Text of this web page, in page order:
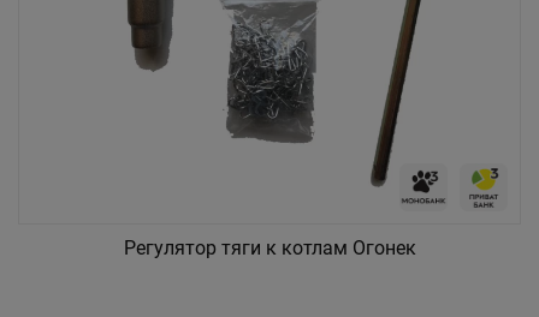
Регулятор тяги к котлам Огонек